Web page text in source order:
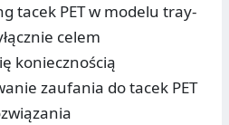
tacek PET w modelu tray-
celem
koniecznością
zaufania do tacek PET